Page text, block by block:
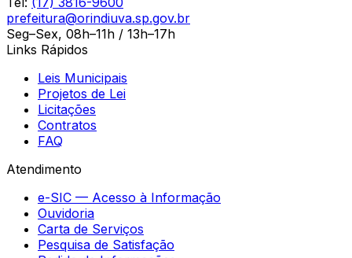
prefeitura@orindiuva.sp.gov.br
Seg–Sex, 08h–11h / 13h–17h
Links Rápidos
Leis Municipais
Projetos de Lei
Licitações
Contratos
FAQ
Atendimento
e-SIC — Acesso à Informação
Ouvidoria
Carta de Serviços
Pesquisa de Satisfação